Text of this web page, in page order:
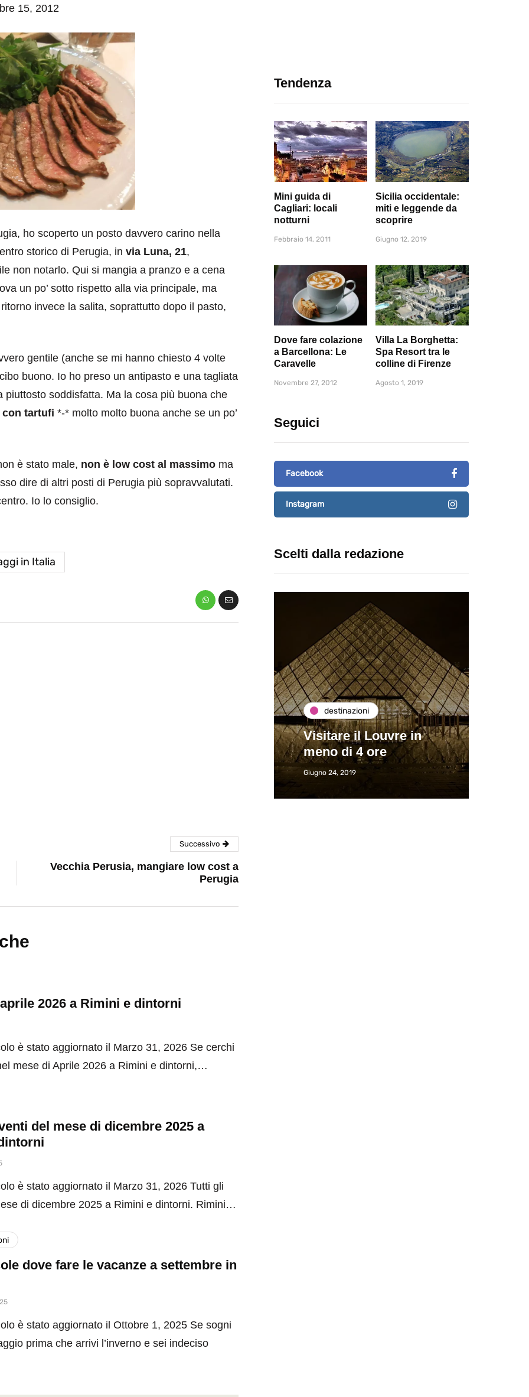
15, 2012
ho scoperto un posto davvero carino nella
storico di Perugia, in via Luna, 21,
non notarlo. Qui si mangia a pranzo e a cena
un po’ sotto rispetto alla via principale, ma
invece la salita, soprattutto dopo il pasto,
gentile (anche se mi hanno chiesto 4 volte
buono. Io ho preso un antipasto e una tagliata
soddisfatta. Ma la cosa più buona che
con tartufi *-* molto molto buona anche se un po’
è stato male, non è low cost al massimo ma
dire di altri posti di Perugia più sopravvalutati.
Io lo consiglio.
in Italia
Tendenza
Mini guida di
Cagliari: locali
notturni
Febbraio 14, 2011
Sicilia occidentale:
miti e leggende da
scoprire
Giugno 12, 2019
Dove fare colazione
a Barcellona: Le
Caravelle
Novembre 27, 2012
Villa La Borghetta:
Spa Resort tra le
colline di Firenze
Agosto 1, 2019
Seguici
Facebook
Instagram
Scelti dalla redazione
destinazioni
Visitare il Louvre in
meno di 4 ore
Giugno 24, 2019
Successivo
Vecchia Perusia, mangiare low cost a
Perugia
2026 a Rimini e dintorni
è stato aggiornato il Marzo 31, 2026 Se cerchi
mese di Aprile 2026 a Rimini e dintorni,…
del mese di dicembre 2025 a
è stato aggiornato il Marzo 31, 2026 Tutti gli
di dicembre 2025 a Rimini e dintorni. Rimini…
dove fare le vacanze a settembre in
è stato aggiornato il Ottobre 1, 2025 Se sogni
prima che arrivi l’inverno e sei indeciso